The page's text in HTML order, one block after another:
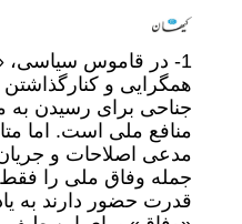
1- در قاموس سیاسی،
همگرایی و
جناحی برای رسیدن به
منافع ملی است. اما
مدعی اصلاحات و جریان
جمله وفاق ملی را فقط
قدرت حضور دارند به